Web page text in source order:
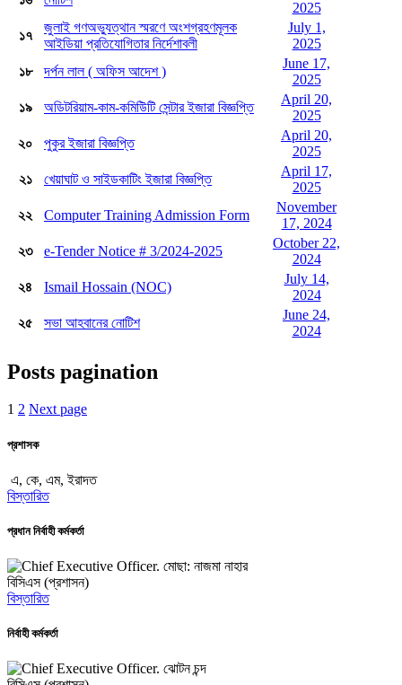
2025
১৭
জুলাই গণঅভ্যুত্থান স্মরণে অংশগ্রহণমূলক
আইডিয়া প্রতিযোগিতার নির্দেশাবলী
July 1,
2025
১৮
দর্পন লাল ( অফিস আদেশ )
June 17,
2025
১৯
অডিটরিয়াম-কাম-কমিউিটি সেন্টার ইজারা বিজ্ঞপ্তি
April 20,
2025
২০
পুকুর ইজারা বিজ্ঞপ্তি
April 20,
2025
২১
খেয়াঘাট ও সাইডকাটিং ইজারা বিজ্ঞপ্তি
April 17,
2025
২২
Computer Training Admission Form
November
17, 2024
২৩
e-Tender Notice # 3/2024-2025
October 22,
2024
২৪
Ismail Hossain (NOC)
July 14,
2024
২৫
সভা আহবানের নোটিশ
June 24,
2024
Posts pagination
1 2 Next page
প্রশাসক
এ, কে, এম, ইরাদত
বিস্তারিত
প্রধান নির্বাহী কর্মকর্তা
মোছা: নাজমা নাহার
বিসিএস (প্রশাসন)
বিস্তারিত
নির্বাহী কর্মকর্তা
ঝোটন চন্দ